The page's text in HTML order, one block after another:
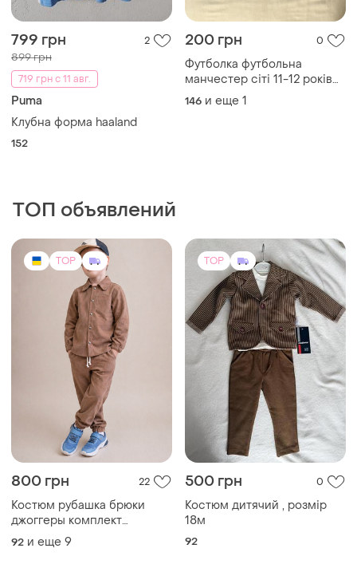
799 грн 2
899 грн
719 грн с 11 авг.
Puma
Клубна форма haaland
152
200 грн 0
Футболка футбольна
манчестер сіті 11-12 років
146-152 см manchester city
оригінальний мерч
146 и еще 1
ТОП объявлений
TOP
800 грн 22
Костюм рубашка брюки
джоггеры комплект
демисезонные весна
осень
92 и еще 9
TOP
500 грн 0
Костюм дитячий , розмір
18м
92